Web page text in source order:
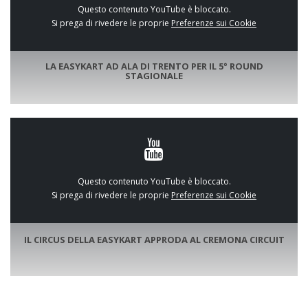
Questo contenuto YouTube è bloccato.
Si prega di rivedere le proprie Preferenze sui Cookie
LA EASYKART AD ALA DI TRENTO PER IL 5° ROUND
STAGIONALE
Questo contenuto YouTube è bloccato.
Si prega di rivedere le proprie Preferenze sui Cookie
IL CIRCUS DELLA EASYKART APPRODA AL CREMONA CIRCUIT